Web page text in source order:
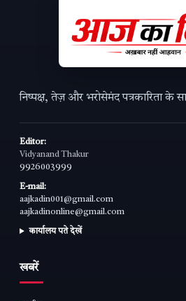
निष्पक्ष, तेज़ और भरोसेमंद पत्रकारिता
Editor:
Vidyanand Thakur
9926003999
E-mail:
aajkadin001@gmail.com
aajkadinonline@gmail.com
कार्यालय पते देखें
खबरें